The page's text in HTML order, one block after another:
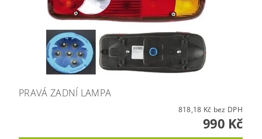
PRAVÁ ZADNÍ LAMPA
818,18 Kč bez DPH
990 Kč